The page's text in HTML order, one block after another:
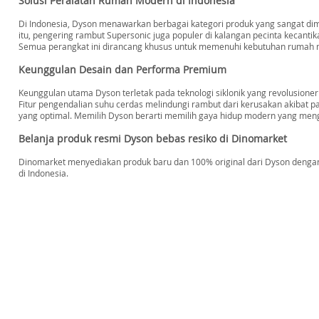
Di Indonesia, Dyson menawarkan berbagai kategori produk yang sangat
itu, pengering rambut Supersonic juga populer di kalangan pecinta
Semua perangkat ini dirancang khusus untuk memenuhi kebutuhan rumah
Keunggulan Desain dan Performa Premium
Keunggulan utama Dyson terletak pada teknologi siklonik yang
Fitur pengendalian suhu cerdas melindungi rambut dari kerusakan akibat
yang optimal. Memilih Dyson berarti memilih gaya hidup modern yang
Belanja produk resmi Dyson bebas resiko di Dinomarket
Dinomarket menyediakan produk baru dan 100% original dari Dyson
di Indonesia.